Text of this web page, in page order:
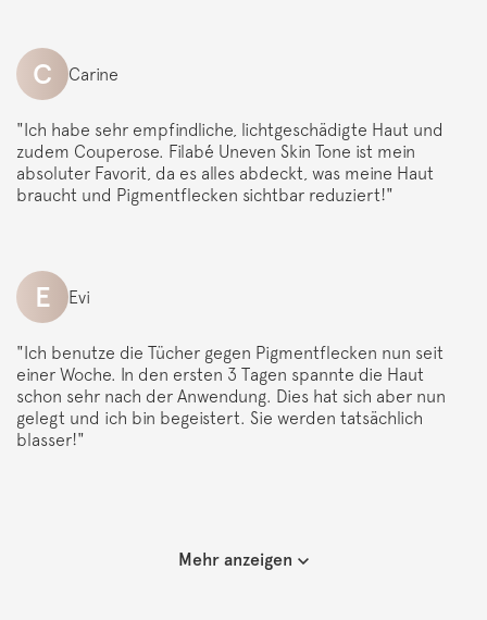
C Carine
"Ich habe sehr empfindliche, lichtgeschädigte Haut und
zudem Couperose. Filabé Uneven Skin Tone ist mein
absoluter Favorit, da es alles abdeckt, was meine Haut
braucht und Pigmentflecken sichtbar reduziert!"
E Evi
"Ich benutze die Tücher gegen Pigmentflecken nun seit
einer Woche. In den ersten 3 Tagen spannte die Haut
schon sehr nach der Anwendung. Dies hat sich aber nun
gelegt und ich bin begeistert. Sie werden tatsächlich
blasser!"
Mehr anzeigen